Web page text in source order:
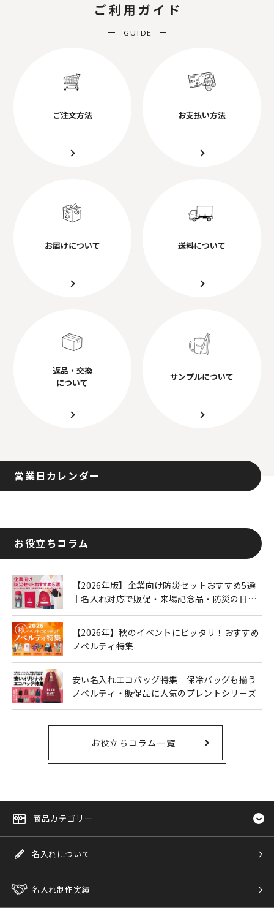
ご利用ガイド
GUIDE
ご注文方法 お支払い方法
お届けについて 送料について
返品・交換
について
サンプルについて
営業日カレンダー
お役立ちコラム
【2026年版】企業向け防災セットおすすめ5選
｜名入れ対応で販促・来場記念品・防災の日に
【2026年】秋のイベントにピッタリ！おすすめ
ノベルティ特集
安い名入れエコバッグ特集｜保冷バッグも揃う
ノベルティ・販促品に人気のプレントシリーズ
お役立ちコラム一覧
商品カテゴリー
名入れについて
名入れ制作実績